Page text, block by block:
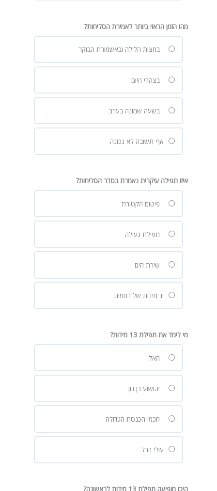
מהו הזמן הראוי ביותר לאמירת הסליחות?
בחצות הלילה ובאשמורת הבוקר
בצהרי היום
בשעה שמונה בערב
אף תשובה לא נכונה
איזו תפילה עיקרית נאמרת בסדר הסליחות?
פיטום הקטורת
תפילת נעילה
שירת הים
יג מידות של רחמים
מי לימד את תפילת 13 מידות?
האל
יהושוע בן נון
חכמי הכנסת הגדולה
עולי בבל
היכן מופיעה תפילת 13 מידות לראשונה?